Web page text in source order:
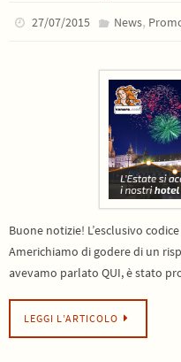
27/07/2015 News,
Buone notizie! L’esclusivo
Americhiamo di godere di un
avevamo parlato QUI, è stato
LEGGI L’ARTICOLO